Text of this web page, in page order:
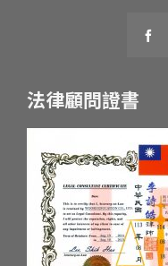
法律顧問證書